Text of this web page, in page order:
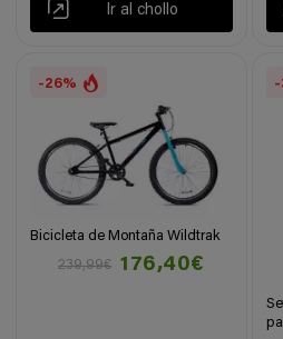
Ir al chollo
-26%
Bicicleta de Montaña Wildtrak
239,99€
176,40€
-